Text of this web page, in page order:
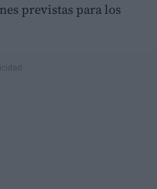
previstas para los